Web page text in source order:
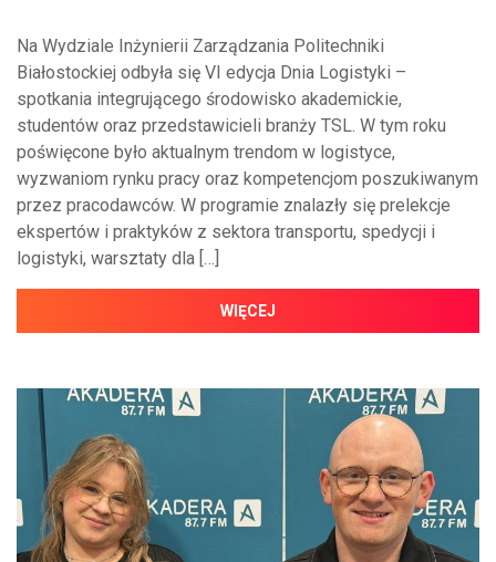
Na Wydziale Inżynierii Zarządzania Politechniki
Białostockiej odbyła się VI edycja Dnia Logistyki –
spotkania integrującego środowisko akademickie,
studentów oraz przedstawicieli branży TSL. W tym roku
poświęcone było aktualnym trendom w logistyce,
wyzwaniom rynku pracy oraz kompetencjom poszukiwanym
przez pracodawców. W programie znalazły się prelekcje
ekspertów i praktyków z sektora transportu, spedycji i
logistyki, warsztaty dla […]
WIĘCEJ